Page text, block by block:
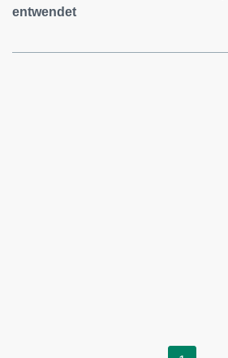
entwendet